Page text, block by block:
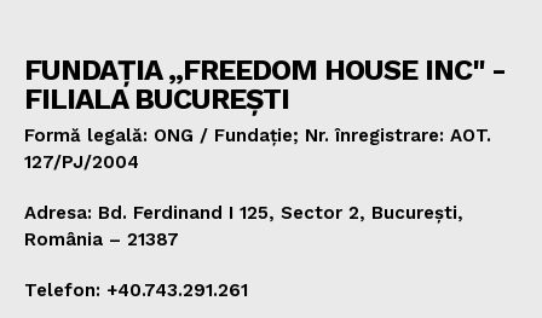
FUNDAȚIA „FREEDOM HOUSE INC" -
FILIALA BUCUREȘTI
Formă legală: ONG / Fundație; Nr. înregistrare: AOT.
127/PJ/2004
Adresa: Bd. Ferdinand I 125, Sector 2, București,
România – 21387
Telefon: +40.743.291.261